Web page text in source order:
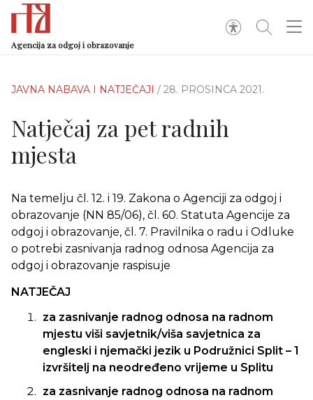
Agencija za odgoj i obrazovanje
JAVNA NABAVA I NATJEČAJI / 28. PROSINCA 2021.
Natječaj za pet radnih
mjesta
Na temelju čl. 12. i 19. Zakona o Agenciji za odgoj i
obrazovanje (NN 85/06), čl. 60. Statuta Agencije za
odgoj i obrazovanje, čl. 7. Pravilnika o radu i Odluke
o potrebi zasnivanja radnog odnosa Agencija za
odgoj i obrazovanje raspisuje
NATJEČAJ
za zasnivanje radnog odnosa na radnom
mjestu viši savjetnik/viša savjetnica za
engleski i njemački jezik u Podružnici Split – 1
izvršitelj na neodređeno vrijeme u Splitu
za zasnivanje radnog odnosa na radnom